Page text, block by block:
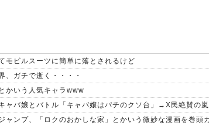
モビルスーツに簡単に落とされるけど
、ガチで逝く・・・・
かいう人気キャラwww
ャバ嬢とバトル「キャバ嬢はパチのクソ台」→X民絶賛の
ャンプ、「ロクのおかしな家」とかいう微妙な漫画を巻頭